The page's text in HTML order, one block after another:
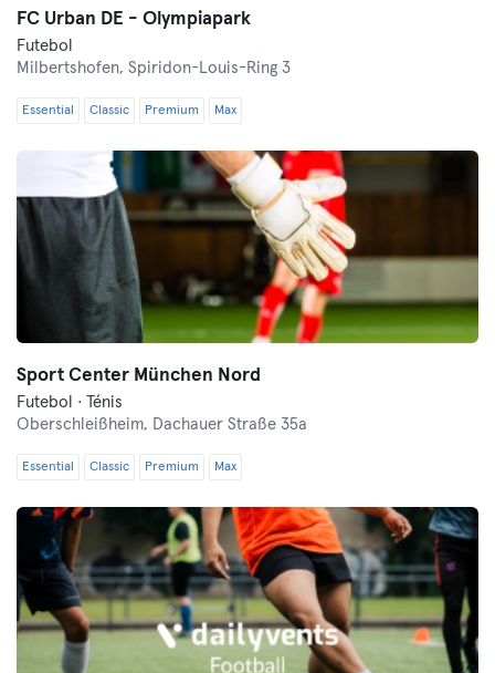
FC Urban DE - Olympiapark
Futebol
Milbertshofen, Spiridon-Louis-Ring 3
Essential Classic Premium Max
Sport Center München Nord
Futebol · Ténis
Oberschleißheim, Dachauer Straße 35a
Essential Classic Premium Max